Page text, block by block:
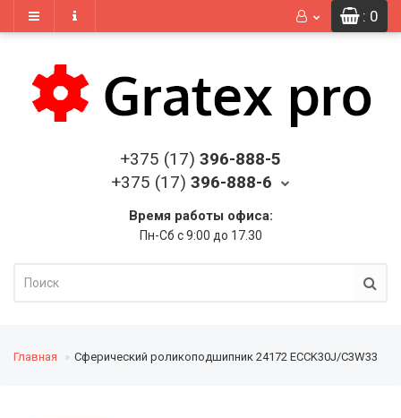
: 0
+375 (17) 396-888-5
+375 (17) 396-888-6
Время работы офиса:
Пн-Сб с 9:00 до 17.30
Главная Сферический роликоподшипник 24172 ECCK30J/C3W33